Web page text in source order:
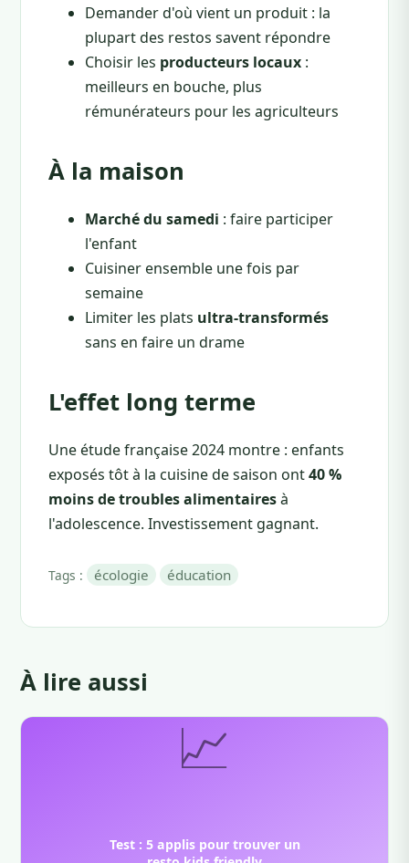
Demander d'où vient un produit : la
plupart des restos savent répondre
Choisir les producteurs locaux :
meilleurs en bouche, plus
rémunérateurs pour les agriculteurs
À la maison
Marché du samedi : faire participer
l'enfant
Cuisiner ensemble une fois par
semaine
Limiter les plats ultra-transformés
sans en faire un drame
L'effet long terme
Une étude française 2024 montre : enfants
exposés tôt à la cuisine de saison ont40 %
moins de troubles alimentairesà
l'adolescence. Investissement gagnant.
Tags : écologie éducation
À lire aussi